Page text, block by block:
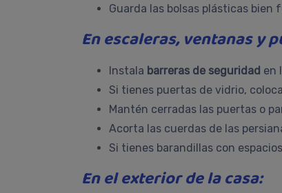
Guarda las bolsas plásticas bien
En escaleras, ventanas y
Instala barreras de seguridad en
Si tienes puertas de vidrio,
Mantén cerradas las puertas o
Acorta las cuerdas de las
Si tienes barandillas con
En el exterior de la casa: